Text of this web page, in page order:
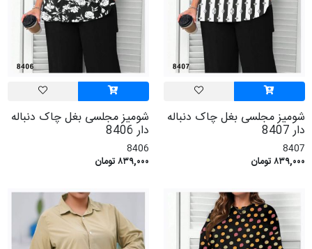
شومیز مجلسی بغل چاک دنباله
دار 8407
8407
۸۳۹,۰۰۰ تومان
شومیز مجلسی بغل چاک دنباله
دار 8406
8406
۸۳۹,۰۰۰ تومان